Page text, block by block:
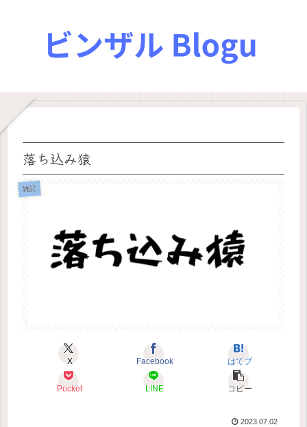
落ち込み猿
雑記
X Facebook はてブ
Pocket LINE コピー
2023.07.02